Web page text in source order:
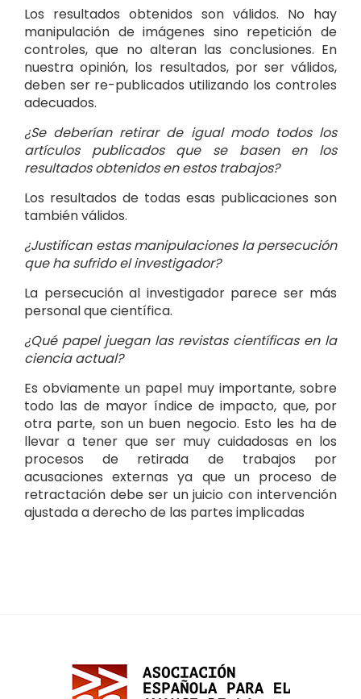
Los resultados obtenidos son válidos. No hay
manipulación de imágenes sino repetición de
controles, que no alteran las conclusiones. En
nuestra opinión, los resultados, por ser válidos,
deben ser re-publicados utilizando los controles
adecuados.
¿Se deberían retirar de igual modo todos los
artículos publicados que se basen en los
resultados obtenidos en estos trabajos?
Los resultados de todas esas publicaciones son
también válidos.
¿Justifican estas manipulaciones la persecución
que ha sufrido el investigador?
La persecución al investigador parece ser más
personal que científica.
¿Qué papel juegan las revistas científicas en la
ciencia actual?
Es obviamente un papel muy importante, sobre
todo las de mayor índice de impacto, que, por
otra parte, son un buen negocio. Esto les ha de
llevar a tener que ser muy cuidadosas en los
procesos de retirada de trabajos por
acusaciones externas ya que un proceso de
retractación debe ser un juicio con intervención
ajustada a derecho de las partes implicadas